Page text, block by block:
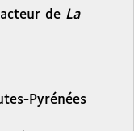
de La
Pyrénées